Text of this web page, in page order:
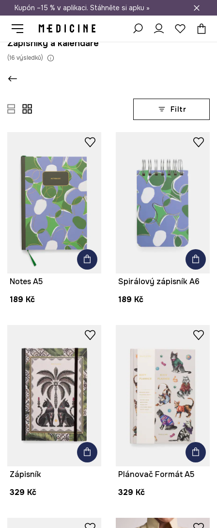
Doprava zdarma při nákupu nad 1 200 Kč
Kupón –15 % v aplikaci. Stáhněte si apku »
Zápisníky a kalendáře
(16 výsledků)
Filtr
Notes A5
189 Kč
Spirálový zápisník A6
189 Kč
Zápisník
329 Kč
Plánovač Formát A5
329 Kč